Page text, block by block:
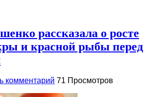
рассказала о росте
и красной рыбы перед
комментарий 71 Просмотров